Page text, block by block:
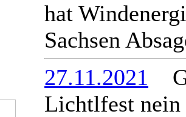
hat
Sachsen
27.11.2021
Lichtlfest nein